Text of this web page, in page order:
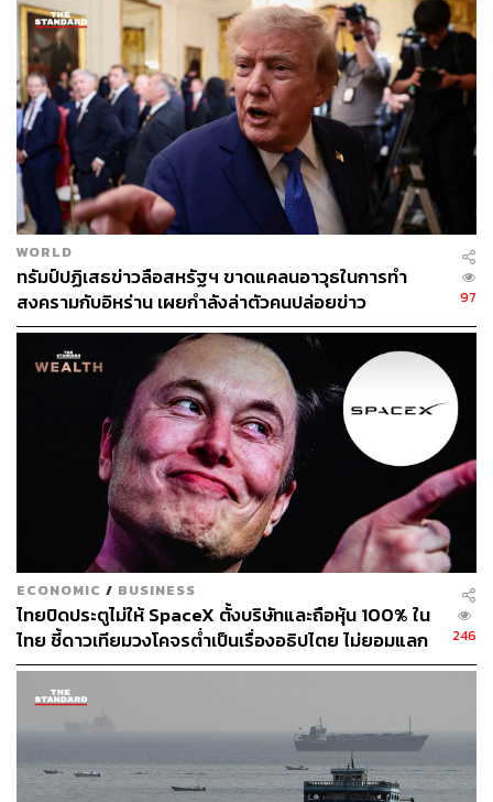
คะแนนเสียงของคลินตันนำบุชมาตั้งแต่ช่วงแรกของการหา
เสียง เพราะในปี 1992 นั้นสหรัฐฯ กำลังประสบปัญหา
เศรษฐกิจถดถอยอยู่ ทำให้ชาวอเมริกันจำนวนมากไม่พอใจ
แนวทางการบริหารเศรษฐกิจแบบขวาของบุช และอยากจะลง
คะแนนให้คลินตันที่เสนอนโยบายเศรษฐกิจแบบกลางซ้าย บุช
พยายามจะหยิบผลงานด้านการต่างประเทศของเขา เช่น การ
ยุติสงครามเย็น และการชนะสงครามอ่าวเปอร์เซียมาเป็นตัว
ชูโรง แต่คะแนนนิยมของเขาก็ไม่กระเตื้องขึ้น สุดท้ายบุชจึง
ตัดสินใจที่จะเปลี่ยนแนวทางหาเสียงใหม่ โดยมาเน้นที่การ
โจมตีไปที่คาแรกเตอร์ของคลินตัน ไม่ว่าจะเป็นเรื่องที่เขาหนี
ทหาร มีสัมพันธ์นอกสมรส และเคยสูบกัญชา ซึ่งแนวทางนี้
เหมือนจะได้ผลอยู่บ้าง เพราะช่องว่างของคะแนนระหว่างบุช
และคลินตันเริ่มแคบลง
อย่างไรก็ดี ได้เกิดเรื่องที่ไม่คาดฝันขึ้นในสัปดาห์สุดท้ายของ
เดือนตุลาคม เมื่ออัยการได้สั่งฟ้อง แคสปาร์ ไวน์เบอร์เกอร์
อดีตรัฐมนตรีกลาโหมในรัฐบาลของ โรนัลด์ เรแกน (ที่บุชเป็น
รองประธานาธิบดี) เพิ่มเติมในคดีลักลอบค้า
อาวุธสงครามให้
รัฐบาลอิหร่าน (Iran-Contra Scandal) ซึ่งอันที่จริงแล้วคดีอื้อ
ฉาวนี้เป็นที่รับรู้ในหมู่ชาวอเมริกันมานานพอสมควร แต่การ
ฟ้องร้องในเดือนตุลาคมมีการเปิดหลักฐานใหม่จากบันทึก
ของไวน์เบอร์เกอร์และคำให้การของเจ้าหน้าที่ระดับสูงใน
กระทรวงกลาโหมว่าบุชรับรู้และมีส่วนร่วมในการอนุมัติขาย
อาวุธ โดยที่ก่อนหน้านี้บุชปฏิเสธมาตลอดว่าเขาไม่เคยรับรู้
ถึงแผนการขายอาวุธนี้
ผลจากเรื่องอื้อฉาวครั้งนี้ทำให้ภาพลักษณ์ของบุชเสียหายไป
มาก และการโจมตีเรื่องคาแรกเตอร์ของคลินตันดูจะไม่ได้ผล
อีกต่อไป ทำให้สุดท้ายบุชแพ้คลินตันไปอย่างขาดลอยเกือบ 6
ล้านเสียง
WORLD
ทรัมป์ปฏิเสธข่าวลือสหรัฐฯ ขาดแคลนอาวุธในการทำ
สงครามกับอิหร่าน เผยกำลังล่าตัวคนปล่อยข่าว
97
ECONOMIC / BUSINESS
ไทยปิดประตูไม่ให้ SpaceX ตั้งบริษัทและถือหุ้น 100% ใน
ไทย ชี้ดาวเทียมวงโคจรต่ำเป็นเรื่องอธิปไตย ไม่ยอมแลก
ในโต๊ะเจรจาการค้า
246